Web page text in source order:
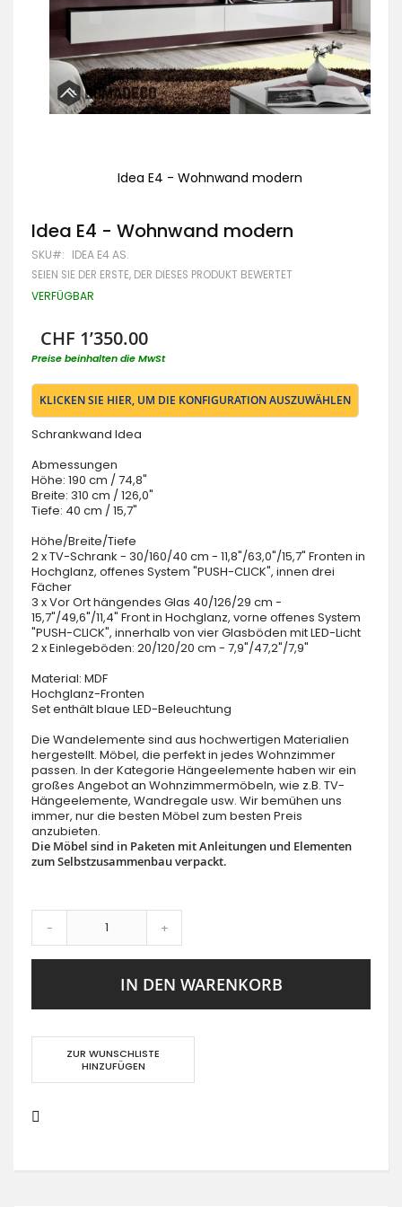
Idea E4 - Wohnwand modern
der
springen
Idea E4 - Wohnwand modern
SKU IDEA E4 AS.
SEIEN SIE DER ERSTE, DER DIESES PRODUKT BEWERTET
VERFÜGBAR
CHF 1’350.00
Preise beinhalten die MwSt
KLICKEN SIE HIER, UM DIE KONFIGURATION AUSZUWÄHLEN
Schrankwand Idea
Abmessungen
Höhe: 190 cm / 74,8"
Breite: 310 cm / 126,0"
Tiefe: 40 cm / 15,7"
Höhe/Breite/Tiefe
2 x TV-Schrank - 30/160/40 cm - 11,8"/63,0"/15,7" Fronten in
Hochglanz, offenes System "PUSH-CLICK", innen drei
Fächer
3 x Vor Ort hängendes Glas 40/126/29 cm -
15,7"/49,6"/11,4" Front in Hochglanz, vorne offenes System
"PUSH-CLICK", innerhalb von vier Glasböden mit LED-Licht
2 x Einlegeböden: 20/120/20 cm - 7,9"/47,2"/7,9"
Material: MDF
Hochglanz-Fronten
Set enthält blaue LED-Beleuchtung
Die Wandelemente sind aus hochwertigen Materialien
hergestellt. Möbel, die perfekt in jedes Wohnzimmer
passen. In der Kategorie Hängeelemente haben wir ein
großes Angebot an Wohnzimmermöbeln, wie z.B. TV-
Hängeelemente, Wandregale usw. Wir bemühen uns
immer, nur die besten Möbel zum besten Preis
anzubieten.
Die Möbel sind in Paketen mit Anleitungen und Elementen
zum Selbstzusammenbau verpackt.
- +
IN DEN WARENKORB
ZUR WUNSCHLISTE
HINZUFÜGEN